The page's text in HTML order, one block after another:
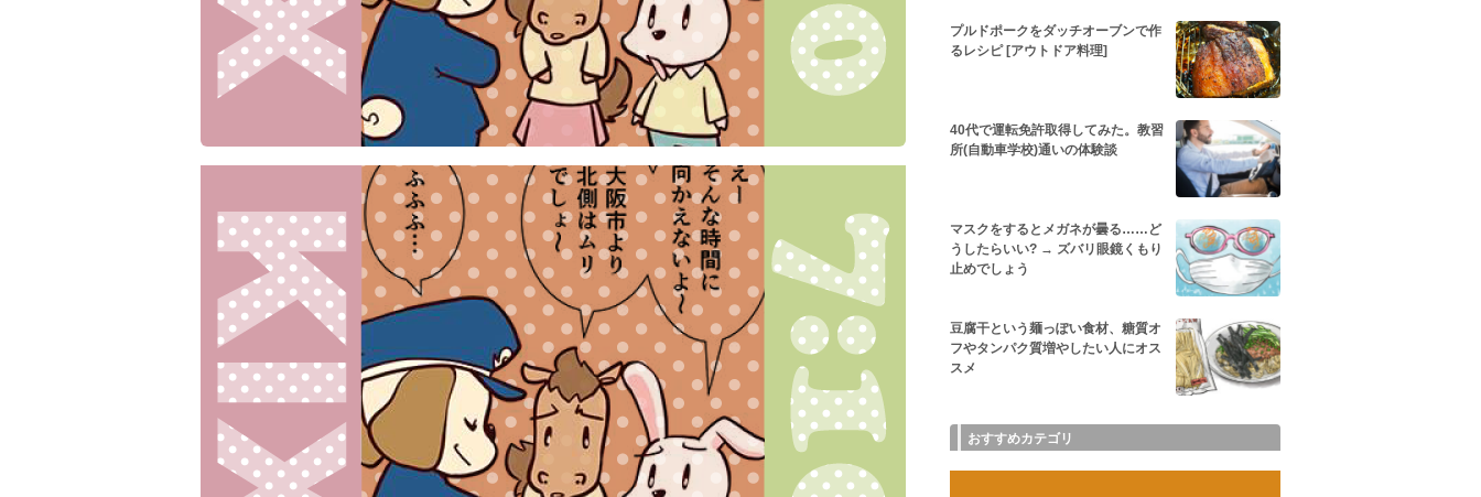
プルドポークをダッチオーブンで作
るレシピ [アウトドア料理]
40代で運転免許取得してみた。教習
所(自動車学校)通いの体験談
マスクをするとメガネが曇る……ど
うしたらいい? → ズバリ眼鏡くもり
止めでしょう
豆腐干という麺っぽい食材、糖質オ
フやタンパク質増やしたい人にオス
スメ
おすすめカテゴリ